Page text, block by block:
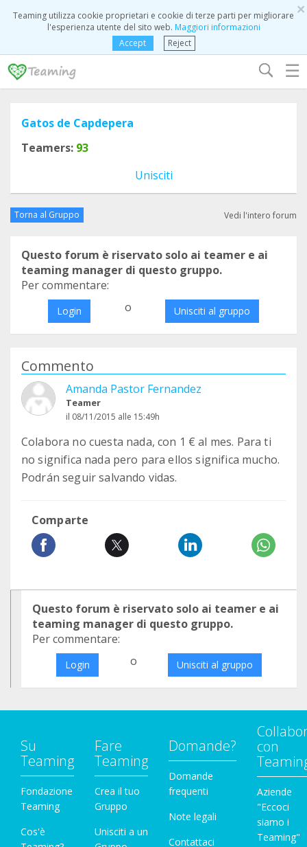
×
Teaming utilizza cookie proprietari e cookie di terze parti per migliorare
l'esperienza utente del sito web. Maggiori informazioni
Accept
Reject
☰
Gatos de Capdepera
Teamers: 93
Unisciti
Torna al Gruppo Vedi l'intero forum
Questo forum è riservato solo ai teamer e ai
teaming manager di questo gruppo.
Per commentare:
Login o Unisciti al gruppo
Commento
Amanda Pastor Fernandez
Teamer
il 08/11/2015 alle 15:49h
Colabora no cuesta nada, con 1 € al mes. Para ti
no significa nada pero para ellos significa mucho.
Podrán seguir salvando vidas.
Comparte
Questo forum è riservato solo ai teamer e ai
teaming manager di questo gruppo.
Per commentare:
Login o Unisciti al gruppo
Su
Teaming
Fondazione
Teaming
Cos'è
Fare
Teaming
Crea il tuo
Gruppo
Unisciti a un
Domande?
Domande
frequenti
Note legali
Contattaci
con
Aziende
"Eccoci
siamo i
Teaming"